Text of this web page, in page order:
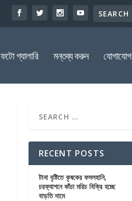
ফটো গ্যালারি মন্তব্য করুন যোগাযোগ
RECENT POSTS
টানা বৃষ্টিতে কৃষকের ফসলহানি,
চরফ্যাশনে কাঁচা মরিচ বিক্রি হচ্ছে
বাড়তি দামে